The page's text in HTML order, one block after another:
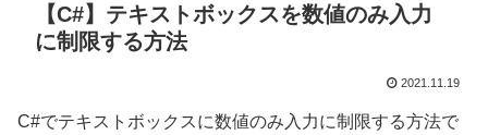
【C#】テキストボックスを数値のみ入力
に制限する方法
2021.11.19
C#でテキストボックスに数値のみ入力に制限する方法で